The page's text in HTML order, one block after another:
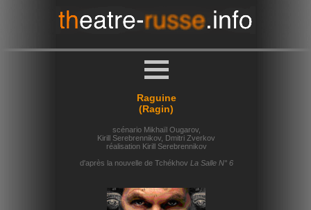
Raguine
(Ragin)
scénario Mikhaïl Ougarov,
Kirill Serebrennikov, Dmitri Zverkov
réalisation Kirill Serebrennikov
d'après la nouvelle de Tchékhov La Salle N° 6